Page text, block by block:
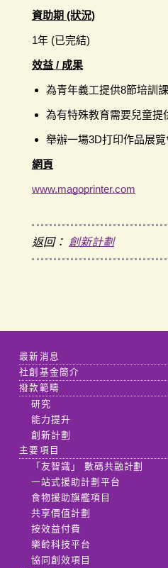
資助期 (狀況)
1年 (已完結)
效益 / 成果
為青年義工提供8節培訓
為有特殊教育需要兒童提
舉辦一場3D打印作品展覽
網頁
www.magoprinter.com
返回： 創新計劃
最新消息
社創基金簡介
撥款範疇
研究
能力提升
創新計劃
主要項目
「友智識」 數碼共融計劃
一站式援助計劃平台
食物援助旗艦項目
共享價值計劃
按效益付費
樂齡科技平台
協同創效項目